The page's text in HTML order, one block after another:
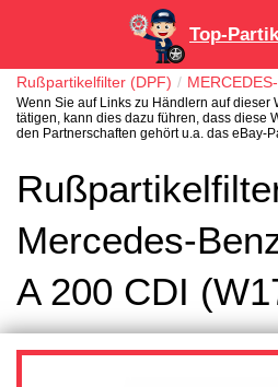
Top-
Rußpartikelfilter (DPF)
Wenn Sie auf Links zu Händlern auf dieser
tätigen, kann dies dazu führen, dass diese
den Partnerschaften gehört u.a. das eBay-
Mercedes-
A 200 CDI